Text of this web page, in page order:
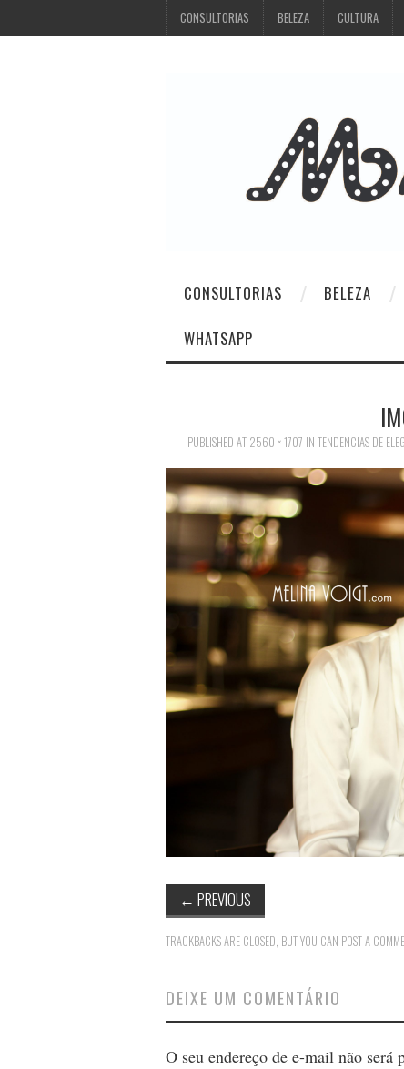
CONSULTORIAS BELEZA CULTURA
CONSULTORIAS BELEZA
WHATSAPP
PUBLISHED AT 2560 × 1707 IN TENDENCIAS DE
← PREVIOUS
TRACKBACKS ARE CLOSED, BUT YOU CAN POST A
DEIXE UM COMENTÁRIO
O seu endereço de e-mail não será